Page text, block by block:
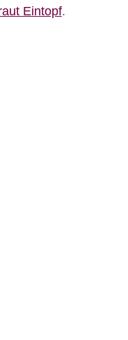
Eintopf.